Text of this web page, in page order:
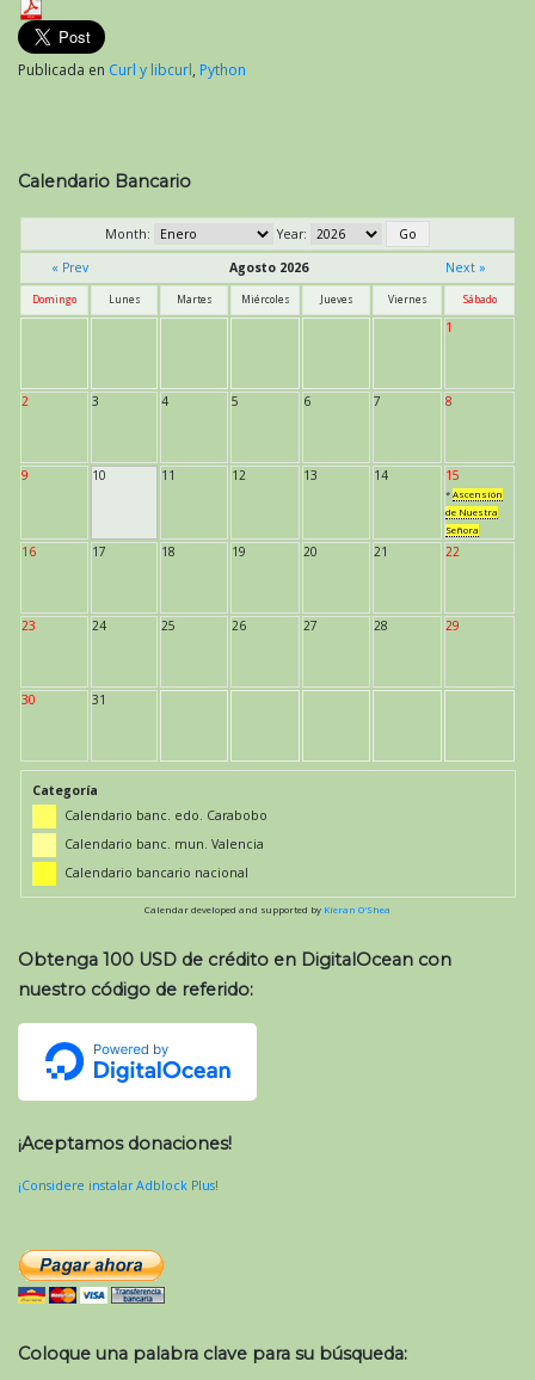
Publicada en Curl y libcurl, Python
Calendario Bancario
Month:
Year:
« Prev
Agosto 2026 Next »
Domingo Lunes Martes Miércoles Jueves Viernes Sábado
1
2 3 4 5 6 7 8
9 10 11 12 13 14 15
* Ascensión
de Nuestra
Señora
16 17 18 19 20 21 22
23 24 25 26 27 28 29
30 31
Categoría
Calendario banc. edo. Carabobo
Calendario banc. mun. Valencia
Calendario bancario nacional
Calendar developed and supported by Kieran O'Shea
Obtenga 100 USD de crédito en DigitalOcean con
nuestro código de referido:
¡Aceptamos donaciones!
¡Considere instalar Adblock Plus!
Coloque una palabra clave para su búsqueda: